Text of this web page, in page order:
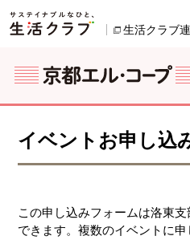
ページの先頭です。
別のウィンド
生活クラブ
イベントお申し込
この申し込みフォームは洛東
できます。複数のイベントに